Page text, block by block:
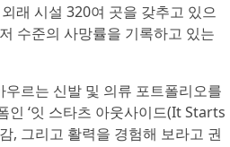
래 시설 320여 곳을 갖추고 있으
수준의 사망률을 기록하고 있는
르는 신발 및 의류 포트폴리오를
인 ‘잇 스타츠 아웃사이드(It Starts
, 그리고 활력을 경험해 보라고 권